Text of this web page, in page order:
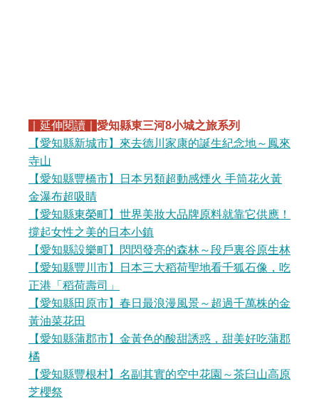
｜延伸閱讀｜ 愛知縣東三河8小城之旅系列
【愛知縣新城市】來去德川家康的誕生紀念地～鳳來
寺山
【愛知縣豐橋市】日本另類超動感煙火 手筒花火黃
金瀑布超吸睛
【愛知縣東榮町】世界美妝大品牌原料就靠它供應！
撐起女性之美的日本小鎮
【愛知縣設樂町】閃閃發亮的森林～段戶裏谷原生林
【愛知縣豐川市】日本三大稻荷聖地看千狐石像，吃
正港「稻荷壽司」
【愛知縣田原市】春日最浪漫風景～超過千萬株的金
黃油菜花田
【愛知縣蒲郡市】金黃色的酸甜誘惑，甜美好吃蒲郡
橘
【愛知縣豐根村】名副其實的空中花園～茶臼山高原
芝櫻祭